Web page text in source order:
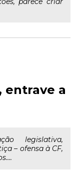
entrave a
legislativa,
– ofensa à CF,